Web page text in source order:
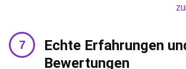
Echte Erfahrungen
Bewertungen